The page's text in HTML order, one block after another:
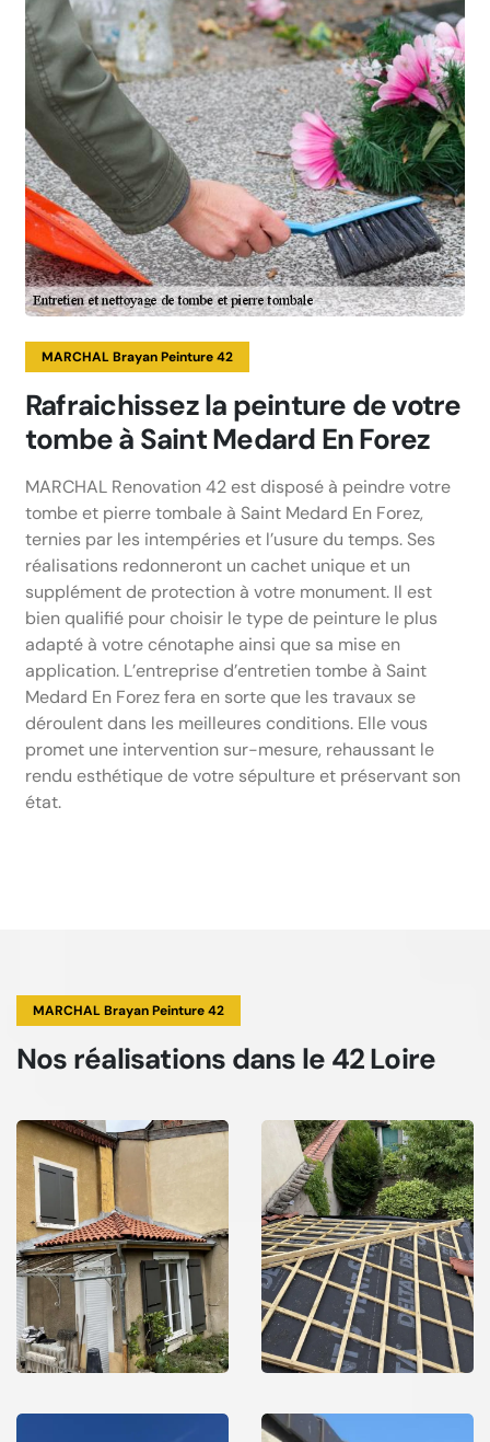
MARCHAL Brayan Peinture 42
Rafraichissez la peinture de votre
tombe à Saint Medard En Forez
MARCHAL Renovation 42 est disposé à peindre votre
tombe et pierre tombale à Saint Medard En Forez,
ternies par les intempéries et l’usure du temps. Ses
réalisations redonneront un cachet unique et un
supplément de protection à votre monument. Il est
bien qualifié pour choisir le type de peinture le plus
adapté à votre cénotaphe ainsi que sa mise en
application. L’entreprise d’entretien tombe à Saint
Medard En Forez fera en sorte que les travaux se
déroulent dans les meilleures conditions. Elle vous
promet une intervention sur-mesure, rehaussant le
rendu esthétique de votre sépulture et préservant son
état.
MARCHAL Brayan Peinture 42
Nos réalisations dans le 42 Loire